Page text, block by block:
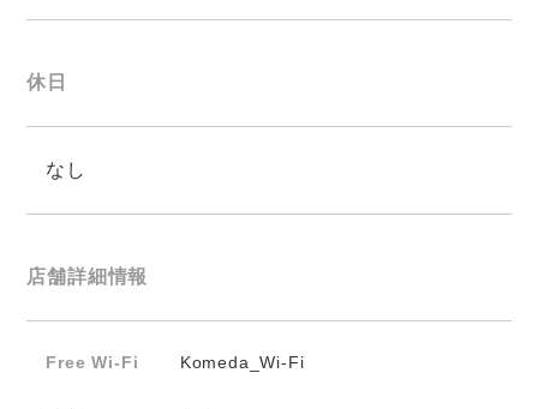
休日
なし
店舗詳細情報
Free Wi-Fi Komeda_Wi-Fi